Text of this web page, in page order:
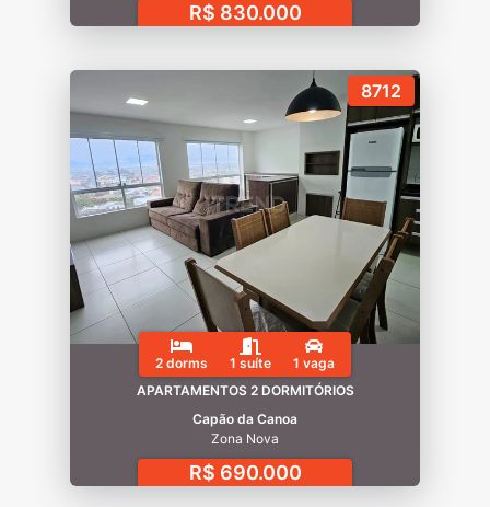
R$ 830.000
8712
2 dorms 1 suíte
1 vaga
APARTAMENTOS 2 DORMITÓRIOS
Capão da Canoa
Zona Nova
R$ 690.000